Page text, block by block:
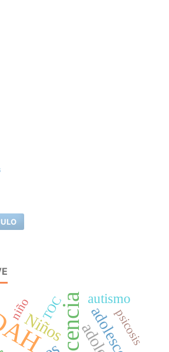
Niños
autismo
TOC psicosis
niño